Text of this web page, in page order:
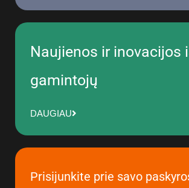
Naujienos ir inovacijos
gamintojų
DAUGIAU
Prisijunkite prie savo